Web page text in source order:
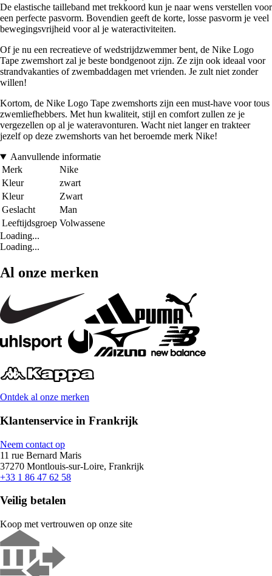
De elastische tailleband met trekkoord kun je naar wens verstellen voor
een perfecte pasvorm. Bovendien geeft de korte, losse pasvorm je veel
bewegingsvrijheid voor al je wateractiviteiten.
Of je nu een recreatieve of wedstrijdzwemmer bent, de Nike Logo
Tape zwemshort zal je beste bondgenoot zijn. Ze zijn ook ideaal voor
strandvakanties of zwembaddagen met vrienden. Je zult niet zonder
willen!
Kortom, de Nike Logo Tape zwemshorts zijn een must-have voor tous
zwemliefhebbers. Met hun kwaliteit, stijl en comfort zullen ze je
vergezellen op al je wateravonturen. Wacht niet langer en trakteer
jezelf op deze zwemshorts van het beroemde merk Nike!
Aanvullende informatie
Merk
Nike
Kleur
zwart
Kleur
Zwart
Geslacht
Man
Leeftijdsgroep Volwassene
Loading...
Loading...
Al onze merken
Ontdek al onze merken
Klantenservice in Frankrijk
Neem contact op
11 rue Bernard Maris
37270 Montlouis-sur-Loire, Frankrijk
+33 1 86 47 62 58
Veilig betalen
Koop met vertrouwen op onze site